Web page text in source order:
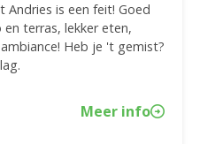
Andries is een feit! Goed
terras, lekker eten,
Heb je 't gemist?
Meer info